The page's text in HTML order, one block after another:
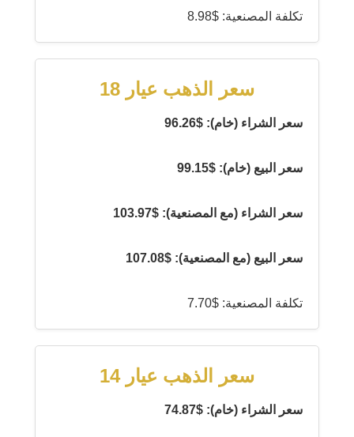
تكلفة المصنعية: $8.98
سعر الذهب عيار 18
سعر الشراء (خام): $96.26
سعر البيع (خام): $99.15
سعر الشراء (مع المصنعية): $103.97
سعر البيع (مع المصنعية): $107.08
تكلفة المصنعية: $7.70
سعر الذهب عيار 14
سعر الشراء (خام): $74.87